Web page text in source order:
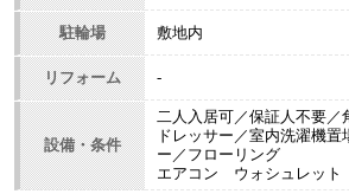
駐輪場 敷地内
リフォーム -
設備・条件
二人入居可／保証人不要／
ドレッサー／室内洗濯機
ー／フローリング
エアコン ウォシュレッ